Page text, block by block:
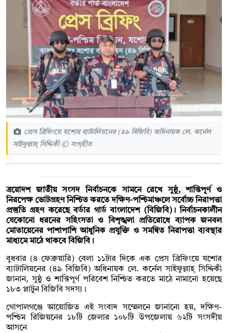
প্রেস ব্রিফিংয়ে যশোর ব্যাটালিয়নের (৪৯ বিজিবি) অধিনায়ক লে. কর্নেল
সাইফুল্লাহ্ সিদ্দিকী © সংগৃহীত
ত্রয়োদশ জাতীয় সংসদ নির্বাচনকে সামনে রেখে সুষ্ঠু, শান্তিপূর্ণ ও
নিরপেক্ষ ভোটগ্রহণ নিশ্চিত করতে দক্ষিণ-পশ্চিমাঞ্চলে সর্বোচ্চ নিরাপত্তা
প্রস্তুতি গ্রহণ করেছে বর্ডার গার্ড বাংলাদেশ (বিজিবি)। নির্বাচনকালীন
যেকোনো ধরনের সহিংসতা ও বিশৃঙ্খলা প্রতিরোধে ব্যাপক জনবল
মোতায়েনের পাশাপাশি আধুনিক প্রযুক্তি ও সমন্বিত নিরাপত্তা ব্যবস্থার
মাধ্যমে মাঠে থাকবে বিজিবি।
বুধবার (৪ ফেব্রুয়ারি) বেলা ১১টার দিকে এক প্রেস ব্রিফিংয়ে যশোর
ব্যাটালিয়নের (৪৯ বিজিবি) অধিনায়ক লে. কর্নেল সাইফুল্লাহ্ সিদ্দিকী
জানান, সুষ্ঠু ও শান্তিপূর্ণ পরিবেশ নিশ্চিত করতে মাঠে নামানো হয়েছে
১৮৩ প্লাটুন বিজিবি সদস্য।
গোপালগঞ্জে আয়োজিত এই সংবাদ সম্মেলনে জানানো হয়, দক্ষিণ-
পশ্চিম রিজিয়নের ১৮টি জেলার ১০৮টি উপজেলায় ৬২টি সংসদীয়
আসনে